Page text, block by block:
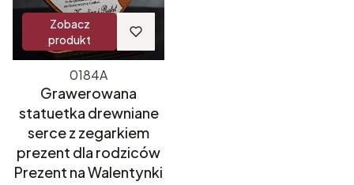
Zobacz
produkt
0184A
Grawerowana
statuetka drewniane
serce z zegarkiem
prezent dla rodziców
Prezent na Walentynki